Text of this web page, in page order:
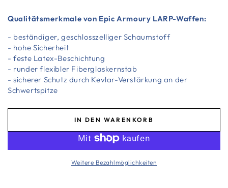
Qualitätsmerkmale von Epic Armoury LARP-Waffen:
- beständiger, geschlosszelliger Schaumstoff
- hohe Sicherheit
- feste Latex-Beschichtung
- runder flexibler Fiberglaskernstab
- sicherer Schutz durch Kevlar-Verstärkung an der
Schwertspitze
IN DEN WARENKORB
Weitere Bezahlmöglichkeiten